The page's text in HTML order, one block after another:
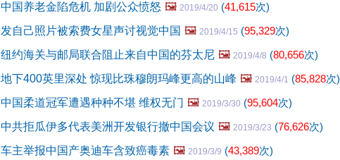
中国养老金陷危机 加剧公众愤怒 🖼️ 2019/4/20 (41,615次)
发自己照片被索费女星声讨视觉中国 🖼️ 2019/4/15 (95,329次)
纽约海关与邮局联合阻止来自中国的芬太尼 🖼️ 2019/4/8 (80,656次)
地下400英里深处 惊现比珠穆朗玛峰更高的山峰 🖼️ 2019/4/1 (85,828次)
中国柔道冠军遭遇种种不堪 维权无门 🖼️ 2019/3/30 (95,604次)
中共拒瓜伊多代表美洲开发银行撤中国会议 🖼️ 2019/3/23 (76,626次)
车主举报中国产奥迪车含致癌毒素 🖼️ 2019/3/9 (43,389次)